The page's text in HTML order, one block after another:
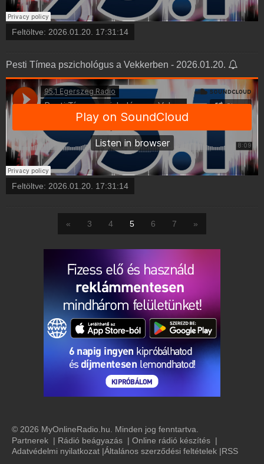
Feltöltve: 2026.01.20. 17:31:14
Pesti Tímea pszichológus a Vekkerben - 2026.01.20.
Feltöltve: 2026.01.20. 17:31:14
« 3 4 5 6 7 »
© 2026 MyOnlineRadio.hu. Minden jog fenntartva.
Partnerek | Rádió beágyazás | Online rádió készítés |
Adatvédelmi nyilatkozat |Általános szerződési feltételek |RSS